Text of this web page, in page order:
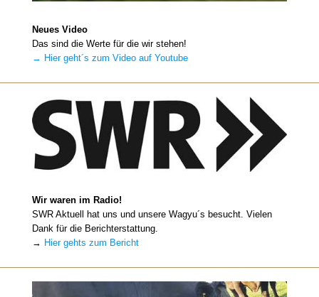
Neues Video
Das sind die Werte für die wir stehen!
→ Hier geht´s zum Video auf Youtube
Wir waren im Radio!
SWR Aktuell hat uns und unsere Wagyu´s besucht. Vielen
Dank für die Berichterstattung.
→ Hier gehts zum Bericht